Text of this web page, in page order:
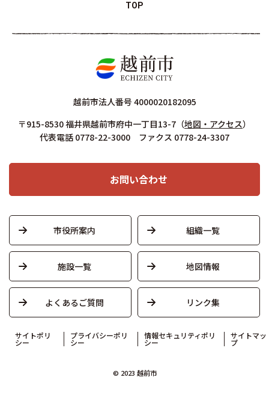
TOP
越前市法人番号 4000020182095
〒915-8530 福井県越前市府中一丁目13-7 （地図・アクセス）
代表電話 0778-22-3000 ファクス 0778-24-3307
お問い合わせ
市役所案内 組織一覧
施設一覧 地図情報
よくあるご質問 リンク集
サイトポリ
シー
プライバシーポリ
シー
情報セキュリティポリ
シー
サイトマッ
プ
© 2023 越前市